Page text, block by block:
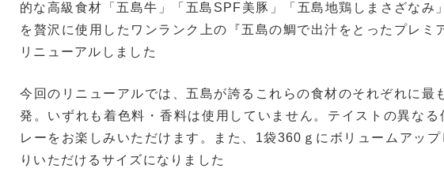
的な高級食材「五島牛」「五島SPF美豚」「五島地鶏しまさざなみ
を贅沢に使用したワンランク上の『五島の鯛で出汁をとったプレミ
リニューアルしました
今回のリニューアルでは、五島が誇るこれらの食材のそれぞれに最
発。いずれも着色料・香料は使用していません。テイストの異なる
レーをお楽しみいただけます。また、1袋360ｇにボリュームアッ
りいただけるサイズになりました